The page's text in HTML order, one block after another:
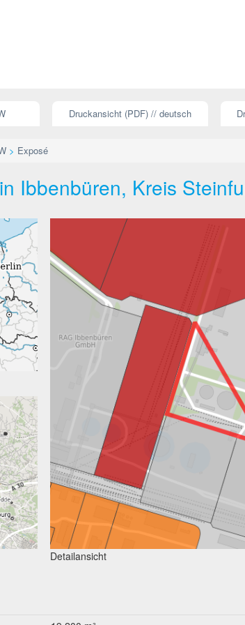
Druckansicht (PDF) // deutsch
> Exposé
Ibbenbüren, Kreis
Detailansicht